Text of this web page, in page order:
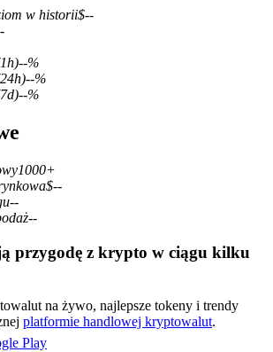
COIN-M
na kryptowaluty
na akcje, forex, metale szlachetne i
na USDC
w historii$--
--%
--%
--%
1000+
$--
--
--
przygodę z krypto w ciągu kilku
na żywo, najlepsze tokeny i trendy
platformie handlowej kryptowalut.
Play